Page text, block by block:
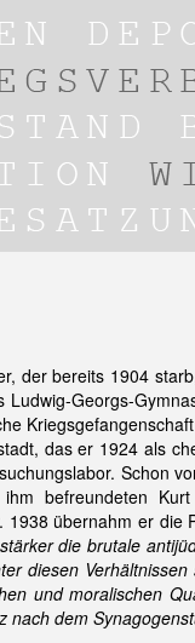
der bereits 1904
Georgs-
das er 1924 als
Schon
befreundeten
übernahm er die
die brutale
diesen
und moralischen
nach dem